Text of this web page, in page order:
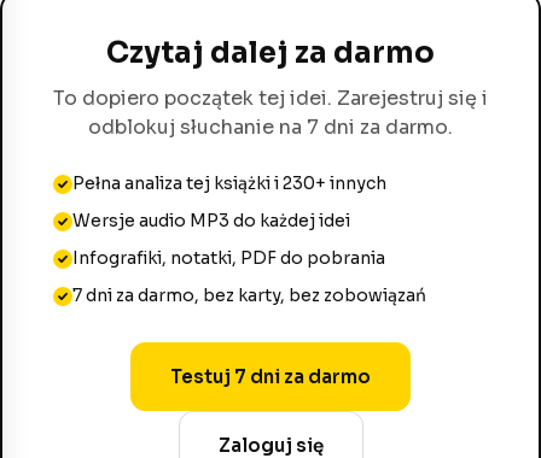
Czytaj dalej za darmo
To dopiero początek tej idei. Zarejestruj się i
odblokuj słuchanie na 7 dni za darmo.
Pełna analiza tej książki i 230+ innych
Wersje audio MP3 do każdej idei
Infografiki, notatki, PDF do pobrania
7 dni za darmo, bez karty, bez zobowiązań
Testuj 7 dni za darmo
Zaloguj się